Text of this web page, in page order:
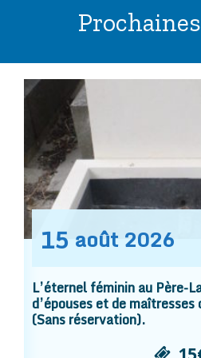
15 août 2026
L’éternel féminin au Père-
d’épouses et de maîtresses
(Sans réservation).